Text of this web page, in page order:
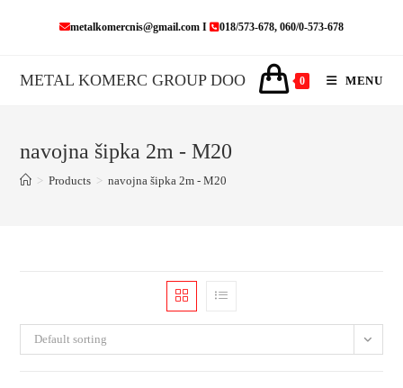
metalkomercnis@gmail.com I 018/573-678, 060/0-573-678
METAL KOMERC GROUP DOO 0 MENU
navojna šipka 2m - M20
> Products > navojna šipka 2m - M20
Default sorting